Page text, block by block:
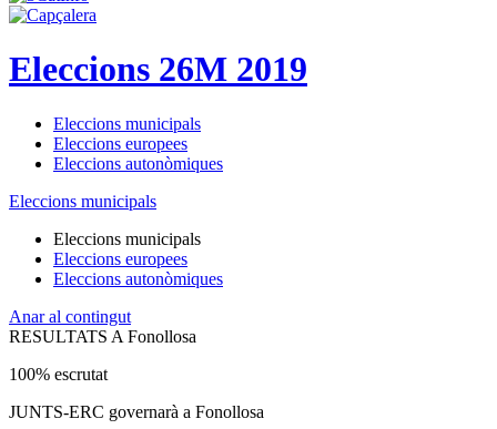
Eleccions 26M 2019
Eleccions municipals
Eleccions europees
Eleccions autonòmiques
Eleccions municipals
Eleccions municipals
Eleccions europees
Eleccions autonòmiques
Anar al contingut
RESULTATS A Fonollosa
100% escrutat
JUNTS-ERC governarà a Fonollosa